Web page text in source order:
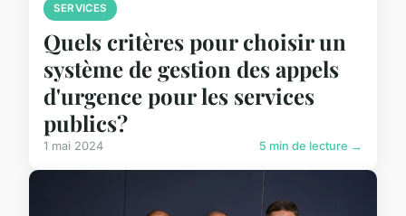
SERVICES
Quels critères pour choisir un
système de gestion des appels
d'urgence pour les services
publics?
1 mai 2024 5 min de lecture →